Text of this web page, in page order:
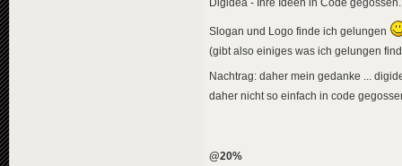
Slogan und Logo finde ich gelungen
(gibt also einiges was ich gelungen
Nachtrag: daher mein gedanke ...
daher nicht so einfach in code
@20%